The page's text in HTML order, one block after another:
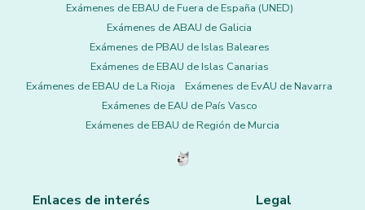
Exámenes de EBAU de Fuera de España (UNED)
Exámenes de ABAU de Galicia
Exámenes de PBAU de Islas Baleares
Exámenes de EBAU de Islas Canarias
Exámenes de EBAU de La Rioja
Exámenes de EvAU de Navarra
Exámenes de EAU de País Vasco
Exámenes de EBAU de Región de Murcia
Enlaces de interés Legal